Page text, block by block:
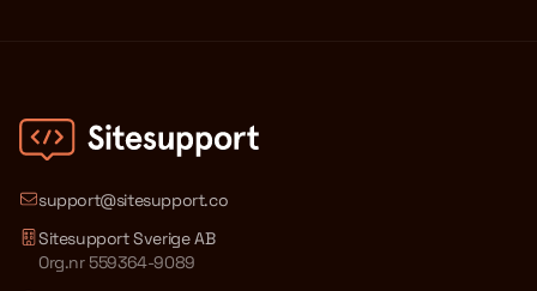
support@sitesupport.co
Sitesupport Sverige AB
Org.nr 559364-9089